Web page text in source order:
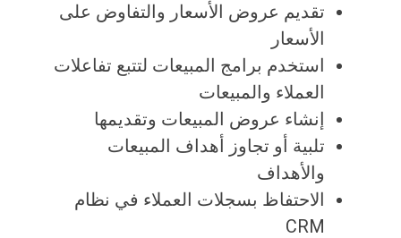
تقديم عروض الأسعار والتفاوض على
الأسعار
استخدم برامج المبيعات لتتبع تفاعلات
العملاء والمبيعات
إنشاء عروض المبيعات وتقديمها
تلبية أو تجاوز أهداف المبيعات
والأهداف
الاحتفاظ بسجلات العملاء في نظام
CRM